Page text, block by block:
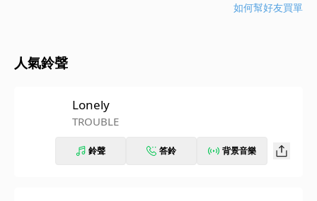
如何幫好友買單
人氣鈴聲
Lonely
TROUBLE
鈴聲 答鈴 背景音樂